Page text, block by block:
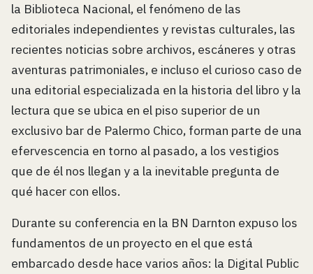
la Biblioteca Nacional, el fenómeno de las
editoriales independientes y revistas culturales, las
recientes noticias sobre archivos, escáneres y otras
aventuras patrimoniales, e incluso el curioso caso de
una editorial especializada en la historia del libro y la
lectura que se ubica en el piso superior de un
exclusivo bar de Palermo Chico, forman parte de una
efervescencia en torno al pasado, a los vestigios
que de él nos llegan y a la inevitable pregunta de
qué hacer con ellos.
Durante su conferencia en la BN Darnton expuso los
fundamentos de un proyecto en el que está
embarcado desde hace varios años: la Digital Public